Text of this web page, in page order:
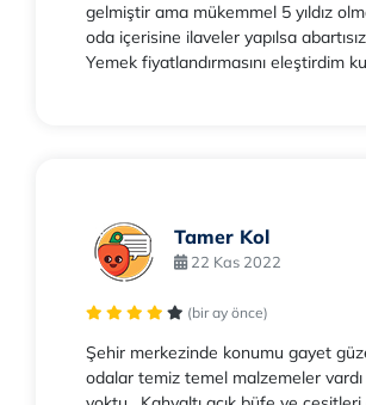
gelmiştir ama mükemmel 5 yıldız
oda içerisine ilaveler yapılsa abartısız
Yemek fiyatlandırmasını eleştirdim
Tamer Kol
22 Kas 2022
(bir ay önce)
Şehir merkezinde konumu gayet
odalar temiz temel malzemeler